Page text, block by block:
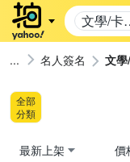
文學/卡
作家
名人簽名 文
全部
分類
最新上架 價